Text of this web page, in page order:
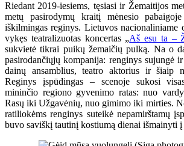
Riedant 2019-iesiems, tęsiasi ir Žemaitijos
metų pasirodymų kraitį mėnesio
iškilmingas reginys. Lietuvos nacionaliniame
vykęs teatralizuotas koncertas „Aš esu ta –
sukvietė tikrai puikų žemaičių pulką. Na o
pasirodančiųjų kompanija: renginys sujungė
dainų ansamblius, teatro aktorius ir šiaip
Reginys įspūdingas – scenoje sukosi
mininčio regiono gyvenimo ratas: nuo
Rasų iki Užgavėnių, nuo gimimo iki mirties.
ratiliokėms renginys suteikė nepamirštamų
buvo saviškį tautinį kostiumą dienai išmainyti į